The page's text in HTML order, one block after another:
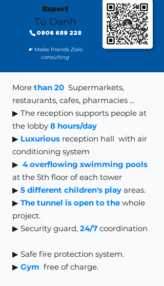
Expert
Tú Oanh
0906 689 228
☛ Make friends Zalo
consulting
More than 20 Supermarkets,
restaurants, cafes, pharmacies ...
▶ The reception supports people at
the lobby 8 hours/day
▶ Luxurious reception hall with air
conditioning system
▶ 4 overflowing swimming pools
at the 5th floor of each tower
▶ 5 different children's play areas.
▶ The tunnel is open to the whole
project.
▶ Security guard, 24/7 coordination
▶ Safe fire protection system.
▶ Gym free of charge.